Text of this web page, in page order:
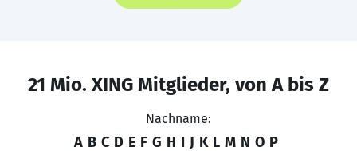
21 Mio. XING Mitglieder, von A bis Z
Nachname:
A B C D E F G H I J K L M N O P